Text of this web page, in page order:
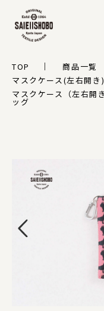
シリーズ
TOP 商品一覧
マスクケース(左右開き
マスクケース（左右
ッグ